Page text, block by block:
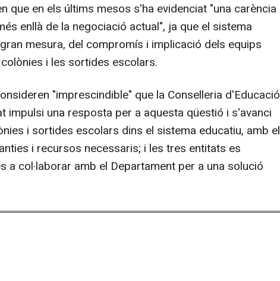
que en els últims mesos s'ha evidenciat "una carència
enllà de la negociació actual", ja que el sistema
mesura, del compromís i implicació dels equips
i les sortides escolars.
"imprescindible" que la Conselleria d'Educació
impulsi una resposta per a aquesta qüestió i s'avanci
i sortides escolars dins el sistema educatiu, amb el
i recursos necessaris; i les tres entitats es
a col·laborar amb el Departament per a una solució